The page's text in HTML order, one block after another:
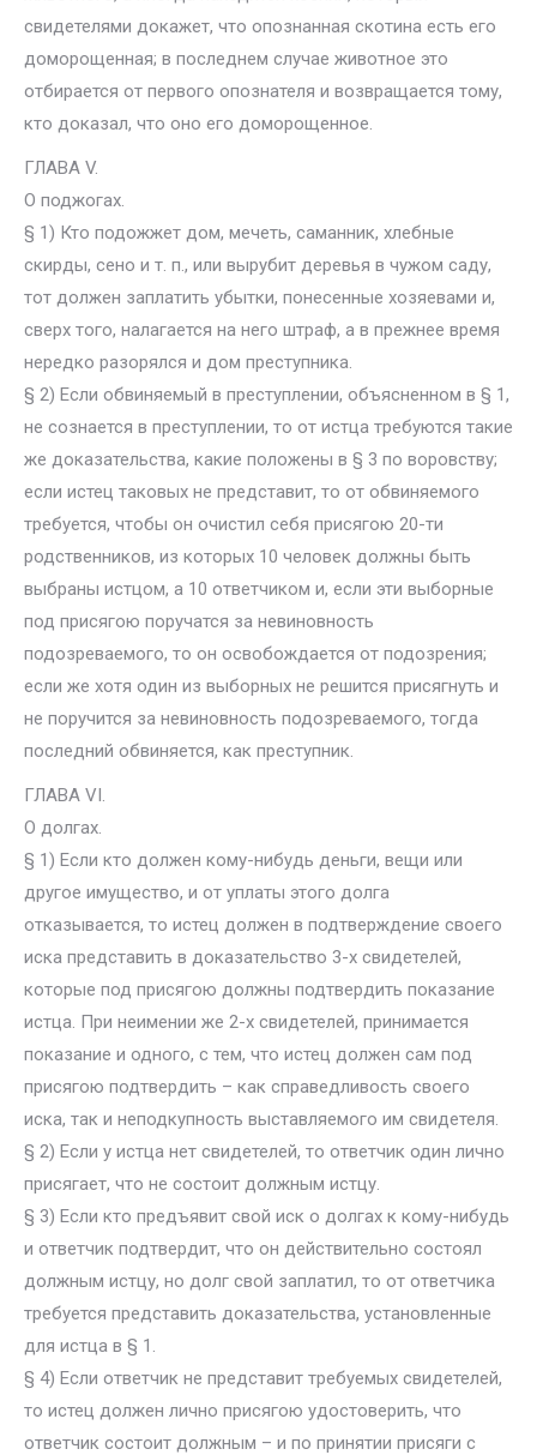
свидетелями докажет, что опознанная скотина есть его
доморощенная; в последнем случае животное это
отбирается от первого опознателя и возвращается тому,
кто доказал, что оно его доморощенное.
ГЛАВА V.
О поджогах.
§ 1) Кто подожжет дом, мечеть, саманник, хлебные
скирды, сено и т. п., или вырубит деревья в чужом саду,
тот должен заплатить убытки, понесенные хозяевами и,
сверх того, налагается на него штраф, а в прежнее время
нередко разорялся и дом преступника.
§ 2) Если обвиняемый в преступлении, объясненном в § 1,
не сознается в преступлении, то от истца требуются такие
же доказательства, какие положены в § 3 по воровству;
если истец таковых не представит, то от обвиняемого
требуется, чтобы он очистил себя присягою 20-ти
родственников, из которых 10 человек должны быть
выбраны истцом, а 10 ответчиком и, если эти выборные
под присягою поручатся за невиновность
подозреваемого, то он освобождается от подозрения;
если же хотя один из выборных не решится присягнуть и
не поручится за невиновность подозреваемого, тогда
последний обвиняется, как преступник.
ГЛABA VI.
О долгах.
§ 1) Если кто должен кому-нибудь деньги, вещи или
другое имущество, и от уплаты этого долга
отказывается, то истец должен в подтверждение своего
иска представить в доказательство 3-х свидетелей,
которые под присягою должны подтвердить показание
истца. При неимении же 2-х свидетелей, принимается
показание и одного, с тем, что истец должен сам под
присягою подтвердить – как справедливость своего
иска, так и неподкупность выставляемого им свидетеля.
§ 2) Если у истца нет свидетелей, то ответчик один лично
присягает, что не состоит должным истцу.
§ 3) Если кто предъявит свой иск о долгах к кому-нибудь
и ответчик подтвердит, что он действительно состоял
должным истцу, но долг свой заплатил, то от ответчика
требуется представить доказательства, установленные
для истца в § 1.
§ 4) Если ответчик не представит требуемых свидетелей,
то истец должен лично присягою удостоверить, что
ответчик состоит должным – и по принятии присяги с